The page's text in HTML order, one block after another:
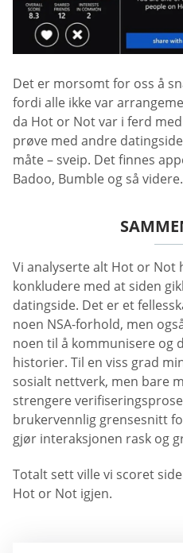
Det er morsomt for oss å
fordi alle ikke var
da Hot or Not var i ferd
prøve med andre
måte – sveip. Det finnes
Badoo, Bumble og så videre.
Vi analyserte alt Hot or Not
konkludere med at siden
datingside. Det er et
noen NSA-forhold, men
noen til å kommunisere og
historier. Til en viss grad
sosialt nettverk, men bare
strengere
brukervennlig grensesnitt
gjør interaksjonen rask og
Totalt sett ville vi scoret
Hot or Not igjen.